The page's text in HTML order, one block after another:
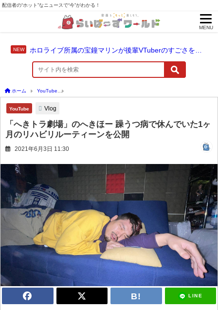
配信者の“ホット”なニュースで“今”がわかる！
MENU
ホーム YouTube
YouTube Vlog
「へきトラ劇場」のへきほー 躁うつ病で休んでいた1ヶ
月のリハビリルーティーンを公開
2021年6月3日 11:30
LINE